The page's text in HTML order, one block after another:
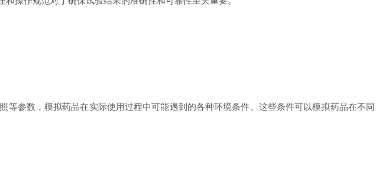
参数，模拟药品在实际使用过程中可能遇到的各种环境条件。这些条件可以模拟药品在不同